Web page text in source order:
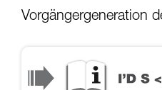
Vorgängergeneration